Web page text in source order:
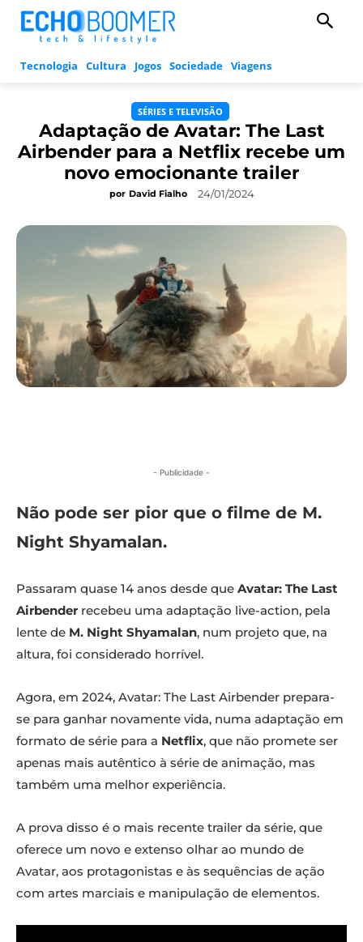
Tecnologia Cultura Jogos Sociedade Viagens
SÉRIES E TELEVISÃO
Adaptação de Avatar: The Last
Airbender para a Netflix recebe um
novo emocionante trailer
por David Fialho 24/01/2024
- Publicidade -
Não pode ser pior que o filme de M.
Night Shyamalan.
Passaram quase 14 anos desde que Avatar: The Last
Airbender recebeu uma adaptação live-action, pela
lente de M. Night Shyamalan, num projeto que, na
altura, foi considerado horrível.
Agora, em 2024, Avatar: The Last Airbender prepara-
se para ganhar novamente vida, numa adaptação em
formato de série para a Netflix, que não promete ser
apenas mais autêntico à série de animação, mas
também uma melhor experiência.
A prova disso é o mais recente trailer da série, que
oferece um novo e extenso olhar ao mundo de
Avatar, aos protagonistas e às sequências de ação
com artes marciais e manipulação de elementos.